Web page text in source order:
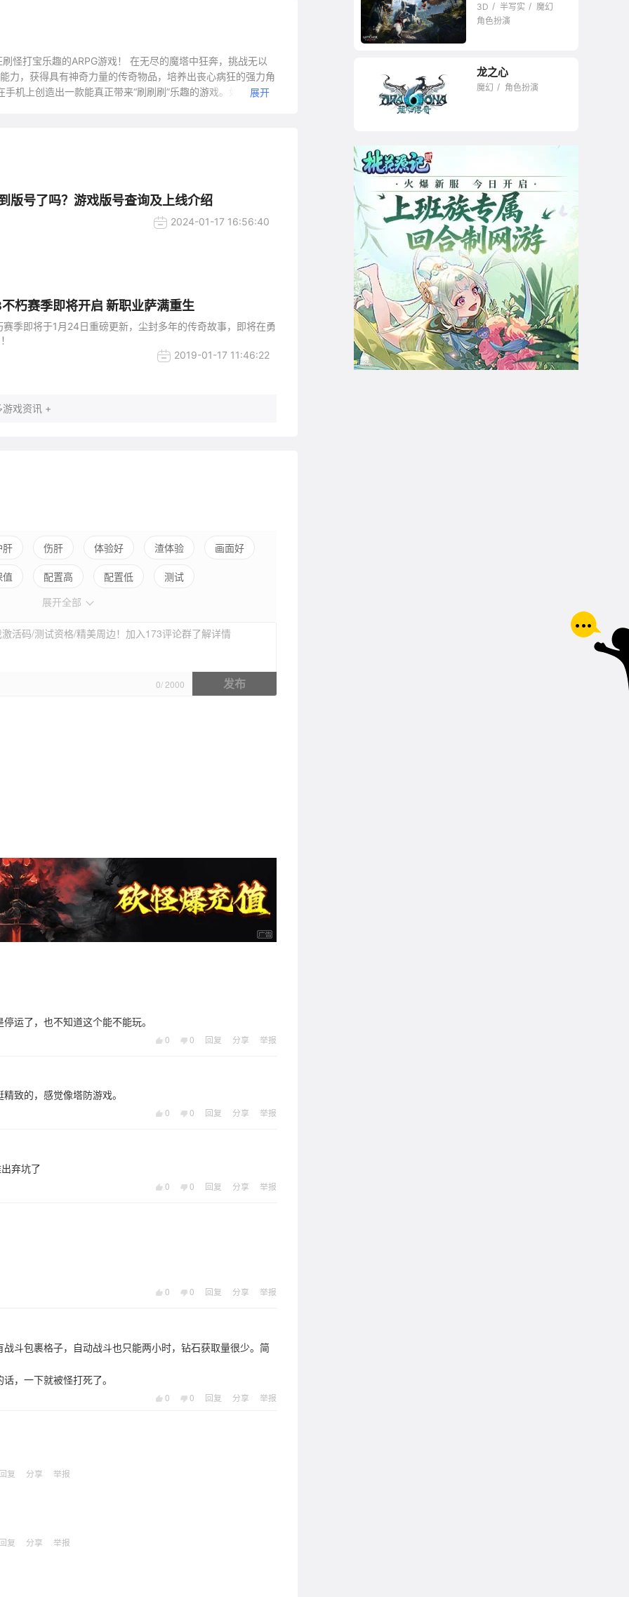
怪打宝乐趣的ARPG游戏！ 在无尽的魔塔中狂奔，挑战无以
力，获得具有神奇力量的传奇物品，培养出丧心病狂的强力角
机上创造出一款能真正带来“刷刷刷”乐趣的游戏。如果你是
展开
版号了吗？游戏版号查询及上线介绍
2024-01-17 16:56:40
朽赛季即将开启 新职业萨满重生
季即将于1月24日重磅更新，尘封多年的传奇故事，即将在勇
2019-01-17 11:46:22
游戏资讯 +
肝 伤肝 体验好 渣体验 画面好
配置高 配置低
测试
展开全部
活码/测试资格/精美周边！加入173评论群了解详情
0/ 2000 发布
运了，也不知道这个能不能玩。
0 0 回复 分享 举报
致的，感觉像塔防游戏。
0 0 回复 分享 举报
弃坑了
0 0 回复 分享 举报
0 0 回复 分享 举报
斗包裹格子，自动战斗也只能两小时，钻石获取量很少。简
，一下就被怪打死了。
0 0 回复 分享 举报
复 分享 举报
复 分享 举报
最卓越的RPG之一
3D 半写实
魔幻
角色扮演
身体可变形的
MMORPG
龙之心
魔幻 角色扮演